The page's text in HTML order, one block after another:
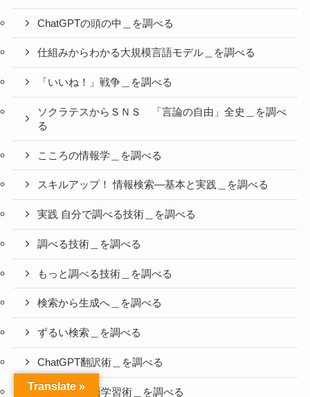
ChatGPTの頭の中＿を調べる
仕組みからわかる大規模言語モデル＿を調べる
「いいね！」戦争＿を調べる
ソクラテスからＳＮＳ 「言論の自由」全史＿を調べ
る
こころの情報学＿を調べる
スキルアップ！ 情報検索―基本と実践＿を調べる
実践 自分で調べる技術＿を調べる
調べる技術＿を調べる
もっと調べる技術＿を調べる
検索から生成へ＿を調べる
ずるい検索＿を調べる
ChatGPT翻訳術＿を調べる
ChatGPT英語学習術＿を調べる
Translate »